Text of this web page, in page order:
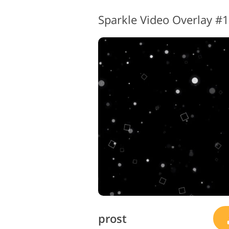
Urejanje fotografij izdelka
Sparkle Video Overlay
prost